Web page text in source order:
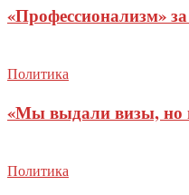
«Профессионализм»
Политика
«Мы выдали визы, но
Политика